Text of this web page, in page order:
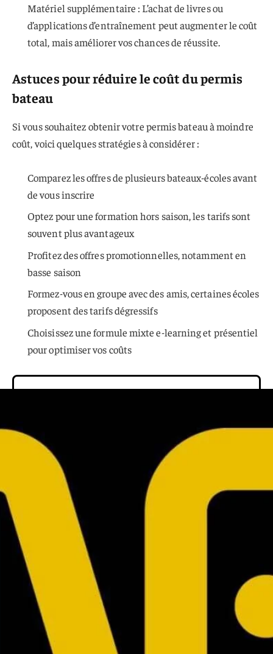
Matériel supplémentaire : L’achat de livres ou
d’applications d’entraînement peut augmenter le coût
total, mais améliorer vos chances de réussite.
Astuces pour réduire le coût du permis
bateau
Si vous souhaitez obtenir votre permis bateau à moindre
coût, voici quelques stratégies à considérer :
Comparez les offres de plusieurs bateaux-écoles avant
de vous inscrire
Optez pour une formation hors saison, les tarifs sont
souvent plus avantageux
Profitez des offres promotionnelles, notamment en
basse saison
Formez-vous en groupe avec des amis, certaines écoles
proposent des tarifs dégressifs
Choisissez une formule mixte e-learning et présentiel
pour optimiser vos coûts